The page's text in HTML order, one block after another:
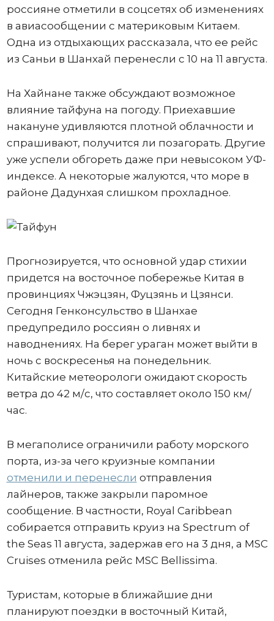
россияне отметили в соцсетях об изменениях
в авиасообщении с материковым Китаем.
Одна из отдыхающих рассказала, что ее рейс
из Саньи в Шанхай перенесли с 10 на 11 августа.
На Хайнане также обсуждают возможное
влияние тайфуна на погоду. Приехавшие
накануне удивляются плотной облачности и
спрашивают, получится ли позагорать. Другие
уже успели обгореть даже при невысоком УФ-
индексе. А некоторые жалуются, что море в
районе Дадунхая слишком прохладное.
Прогнозируется, что основной удар стихии
придется на восточное побережье Китая в
провинциях Чжэцзян, Фуцзянь и Цзянси.
Сегодня Генконсульство в Шанхае
предупредило россиян о ливнях и
наводнениях. На берег ураган может выйти в
ночь с воскресенья на понедельник.
Китайские метеорологи ожидают скорость
ветра до 42 м/с, что составляет около 150 км/
час.
В мегаполисе ограничили работу морского
порта, из-за чего круизные компании
отменили и перенесли отправления
лайнеров, также закрыли паромное
сообщение. В частности, Royal Caribbean
собирается отправить круиз на Spectrum of
the Seas 11 августа, задержав его на 3 дня, а MSC
Cruises отменила рейс MSC Bellissima.
Туристам, которые в ближайшие дни
планируют поездки в восточный Китай,